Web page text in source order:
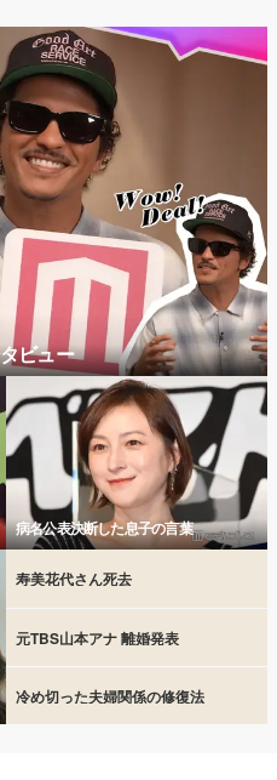
ビュー
病名公表決断した息子の言葉
寿美花代さん死去
元TBS山本アナ 離婚発表
冷め切った夫婦関係の修復法